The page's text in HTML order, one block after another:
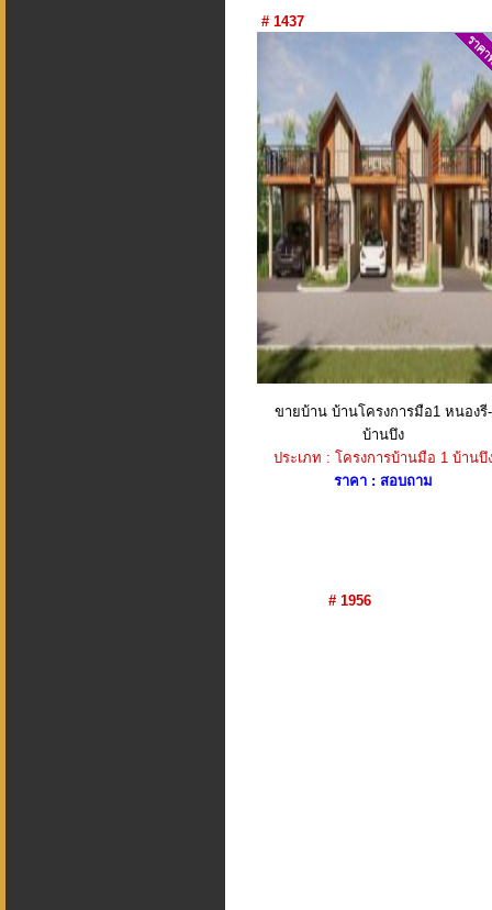
# 1437
ขายบ้าน บ้านโครงการมือ1 หนองรี-
บ้านบึง
ประเภท : โครงการบ้านมือ 1 บ้านบึ
ราคา : สอบถาม
# 1956